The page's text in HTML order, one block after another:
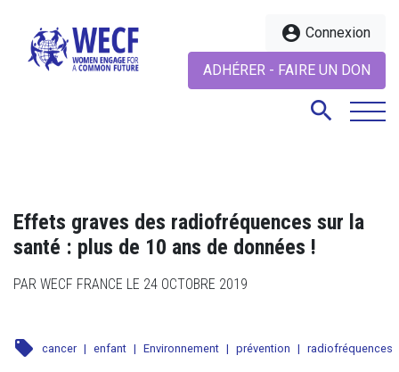
account_circle Connexion
ADHÉRER - FAIRE UN DON
search
search
Effets graves des radiofréquences sur la
santé : plus de 10 ans de données !
PAR WECF FRANCE LE 24 OCTOBRE 2019
local_offer cancer | enfant | Environnement | prévention | radiofréquences